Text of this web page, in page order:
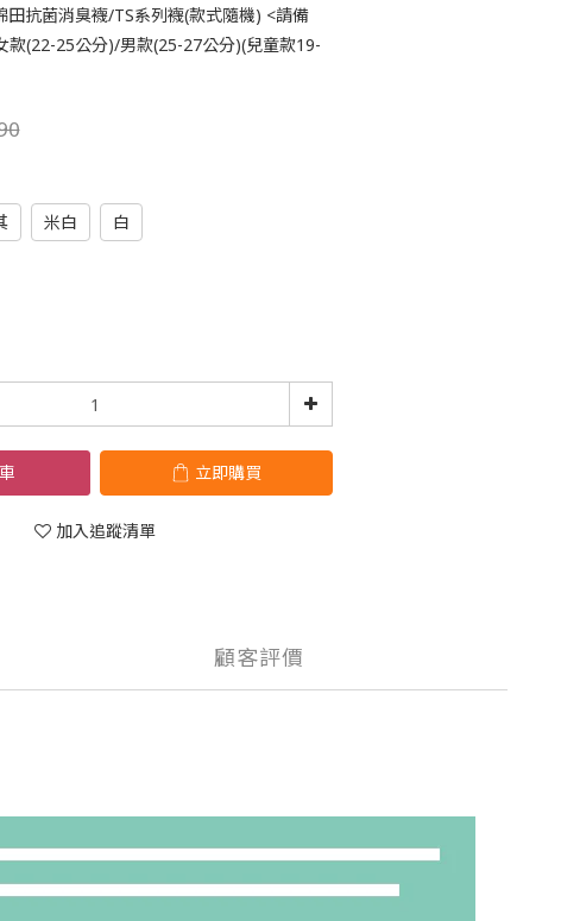
田抗菌消臭襪/TS系列襪(款式隨機) <請備
款(22-25公分)/男款(25-27公分)(兒童款19-
米白 白
立即購買
加入追蹤清單
顧客評價